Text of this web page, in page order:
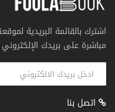
اشترك بالقائمة البريدية
مباشرة على بريدك الإلكتروني
اتصل بنا